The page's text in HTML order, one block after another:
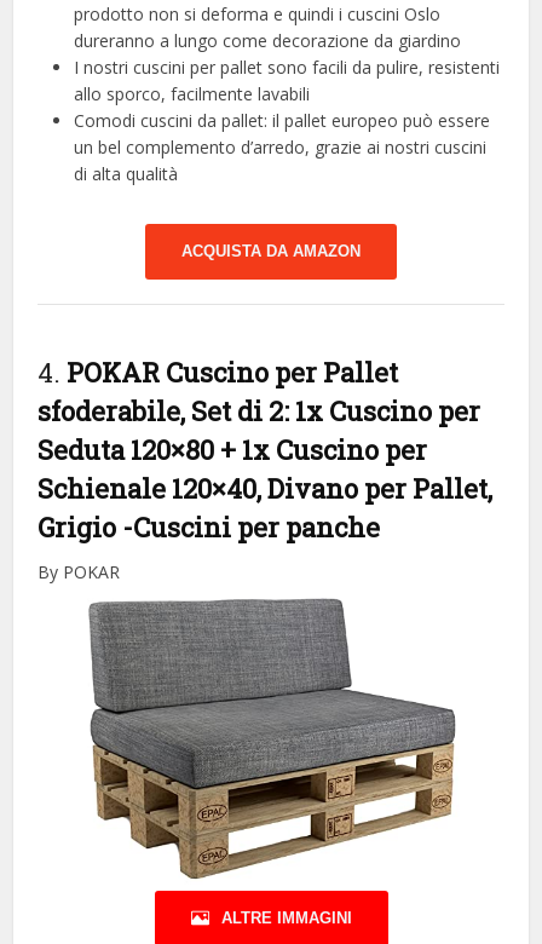
prodotto non si deforma e quindi i cuscini Oslo
dureranno a lungo come decorazione da giardino
I nostri cuscini per pallet sono facili da pulire, resistenti
allo sporco, facilmente lavabili
Comodi cuscini da pallet: il pallet europeo può essere
un bel complemento d’arredo, grazie ai nostri cuscini
di alta qualità
ACQUISTA DA AMAZON
4. POKAR Cuscino per Pallet
sfoderabile, Set di 2: 1x Cuscino per
Seduta 120×80 + 1x Cuscino per
Schienale 120×40, Divano per Pallet,
Grigio -Cuscini per panche
By POKAR
ALTRE IMMAGINI